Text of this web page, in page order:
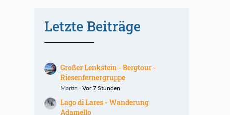
Letzte Beiträge
Großer Lenkstein - Bergtour -
Riesenfernergruppe
Martin Vor 7 Stunden
Lago di Lares - Wanderung
Adamello